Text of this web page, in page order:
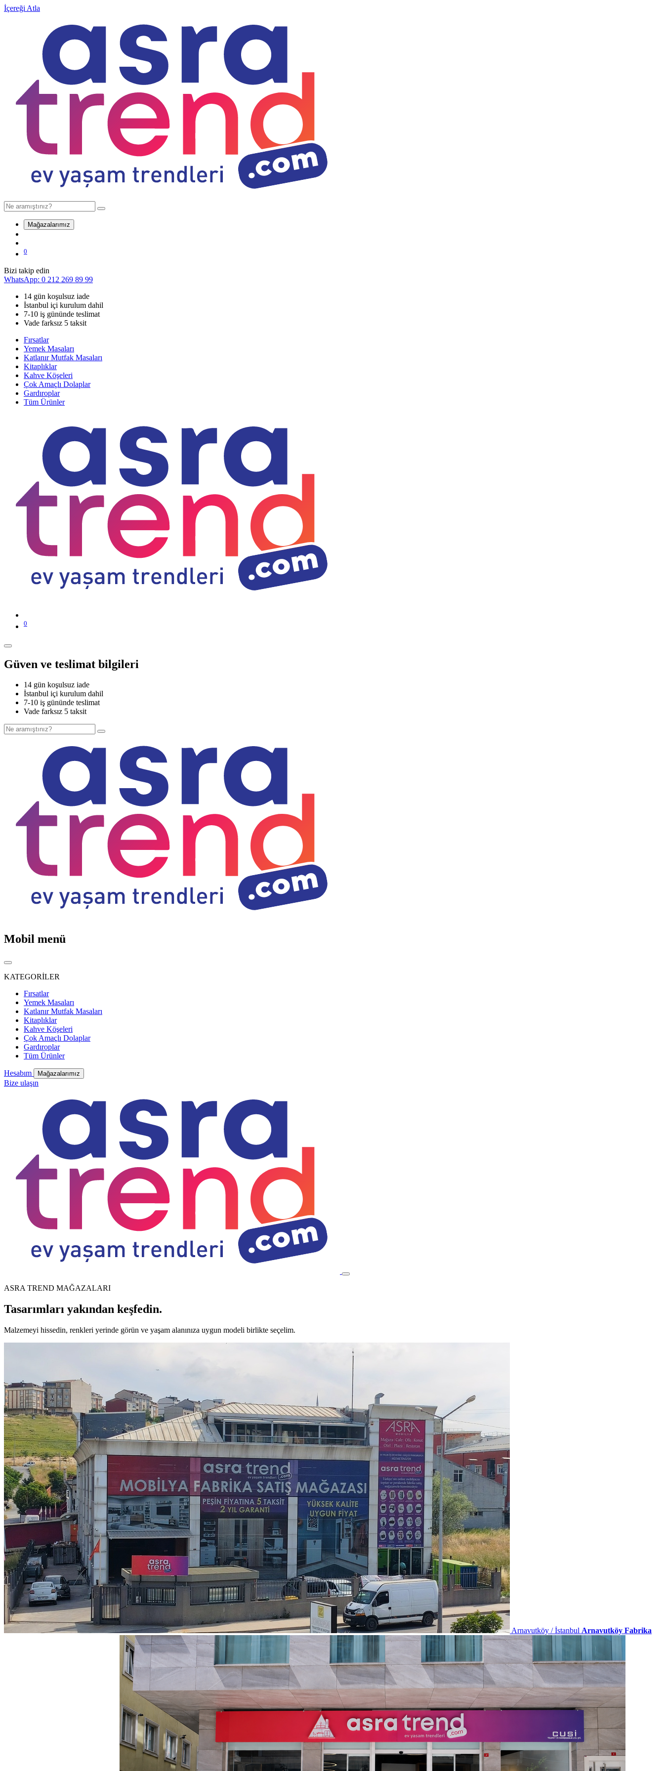
İçereği Atla
Mağazalarımız
0
Bizi takip edin
WhatsApp: 0 212 269 89 99
14 gün koşulsuz iade
İstanbul içi kurulum dahil
7-10 iş gününde teslimat
Vade farksız 5 taksit
Fırsatlar
Yemek Masaları
Katlanır Mutfak Masaları
Kitaplıklar
Kahve Köşeleri
Çok Amaçlı Dolaplar
Gardıroplar
Tüm Ürünler
0
Güven ve teslimat bilgileri
14 gün koşulsuz iade
İstanbul içi kurulum dahil
7-10 iş gününde teslimat
Vade farksız 5 taksit
Mobil menü
KATEGORİLER
Fırsatlar
Yemek Masaları
Katlanır Mutfak Masaları
Kitaplıklar
Kahve Köşeleri
Çok Amaçlı Dolaplar
Gardıroplar
Tüm Ürünler
Hesabım Mağazalarımız
Bize ulaşın
ASRA TREND MAĞAZALARI
Tasarımları yakından keşfedin.
Malzemeyi hissedin, renkleri yerinde görün ve yaşam alanınıza uygun modeli birlikte seçelim.
Arnavutköy / İstanbul Arnavutköy Fabrika